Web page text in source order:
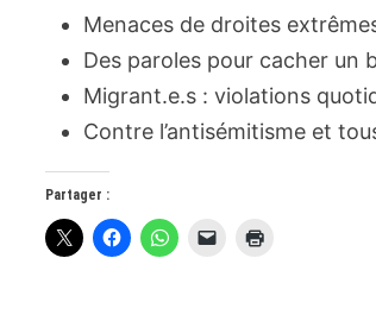
Menaces de droites
Des paroles pour cacher un
Migrant.e.s : violations
Contre l’antisémitisme et
Partager :